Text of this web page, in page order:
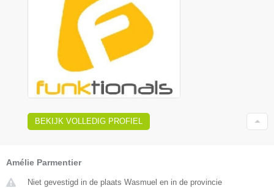
BEKIJK VOLLEDIG PROFIEL
Amélie Parmentier
Niet gevestigd in de plaats Wasmuel en in de provincie